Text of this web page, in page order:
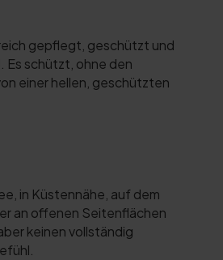
gepflegt, geschützt und
Es schützt, ohne den
einer hellen, geschützten
in Küstennähe, auf dem
an offenen Seitenflächen
keinen vollständig